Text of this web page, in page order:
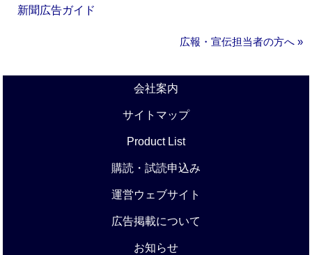
新聞広告ガイド
広報・宣伝担当者の方へ »
会社案内
サイトマップ
Product List
購読・試読申込み
運営ウェブサイト
広告掲載について
お知らせ